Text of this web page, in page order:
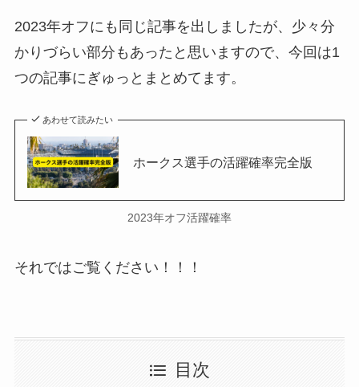
2023年オフにも同じ記事を出しましたが、少々分
かりづらい部分もあったと思いますので、今回は1
つの記事にぎゅっとまとめてます。
あわせて読みたい
ホークス選手の活躍確率完全版
2023年オフ活躍確率
それではご覧ください！！！
目次